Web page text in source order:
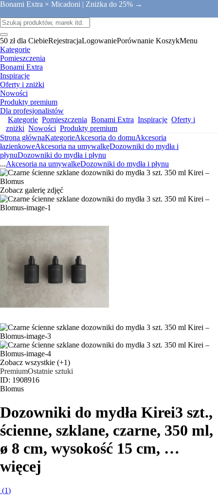
Bonami Extra × Micadoni | Zniżka do 25% →
50 zł dla CiebieRejestracjaLogowaniePorównanie KoszykMenu
Kategorie
Pomieszczenia
Bonami Extra
Inspiracje
Oferty i zniżki
Nowości
Produkty premium
Dla profesjonalistów
Kategorie Pomieszczenia Bonami Extra Inspiracje Oferty i
zniżki Nowości Produkty premium
Strona głównaKategorieAkcesoria do domuAkcesoria
łazienkoweAkcesoria na umywalkęDozowniki do mydła i
płynuDozowniki do mydła i płynu
...Akcesoria na umywalkęDozowniki do mydła i płynu
Zobacz galerię zdjęć
Zobacz wszystkie (+1)
PremiumOstatnie sztuki
ID: 1908916
Blomus
Dozowniki do mydła Kirei3 szt.,
ścienne, szklane, czarne, 350 ml,
ø 8 cm, wysokość 15 cm, …
więcej
(1)